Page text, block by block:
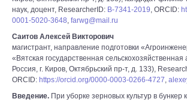
наук, доцент, ResearcherID: B-7341-2019, ORCID:
0001-5020-3648, farwg@mail.ru
Саитов Алексей Викторович
магистрант, направление подготовки
«Вятская государственная
Россия, г. Киров, Октябрьский пр-т, д. 133),
ORCID: https://orcid.org/0000-0003-0266-4727,
Введение. При уборке зерновых культур в бункер